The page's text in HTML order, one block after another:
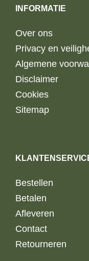
INFORMATIE
Over ons
Privacy en
Algemene
Disclaimer
Cookies
Sitemap
Bestellen
Betalen
Afleveren
Contact
Retourneren